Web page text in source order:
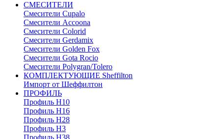
СМЕСИТЕЛИ
Cмесители Cupalo
Смесители Accoona
Смесители Colorid
Смесители Gerdamix
Смесители Golden Fox
Смесители Gota Rocio
Смесители Polygran/Tolero
КОМПЛЕКТУЮЩИЕ Sheffilton
Импорт от Шеффилтон
ПРОФИЛЬ
Профиль H10
Профиль H16
Профиль H28
Профиль H3
Профиль H38